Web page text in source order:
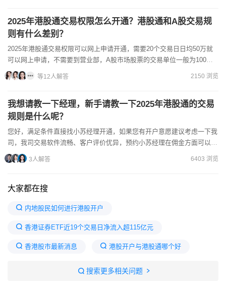
2025年港股通交易权限怎么开通？港股通和A股交易规
则有什么差别？
2025年港股通交易权限可以网上申请开通，需要20个交易日日均50万就
可以网上申请，不需要到营业部，A股市场股票的交易单位一般为100股
为一手，买入股票时必须是100股的整数倍。但港股...
等12人解答 2150 浏览
我想请教一下经理，新手请教一下2025年港股通的交易
规则是什么呢？
您好，满足条件直接找小苏经理开通，如果您有开户意愿建议考虑一下我
司，我司交易软件流畅、客户评价优异，预约小苏经理在佣金方面可以享
受行业非常大的优惠力度。投资者港股通开通需要满足一定的条...
3人解答 6403 浏览
大家都在搜
内地股民如何进行港股开户
香港证券ETF近19个交易日净流入超115亿元
香港股市最新消息 港股开户与港股通哪个好
香港居民港股怎么开户开户条件
搜索更多相关问题